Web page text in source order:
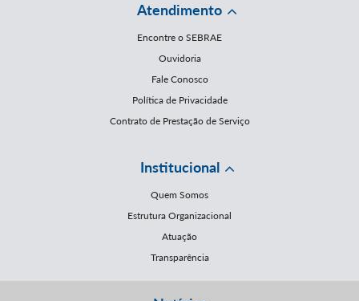
Atendimento
Encontre o SEBRAE
Ouvidoria
Fale Conosco
Política de Privacidade
Contrato de Prestação de Serviço
Institucional
Quem Somos
Estrutura Organizacional
Atuação
Transparência